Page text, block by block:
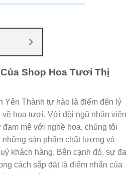
Shop Hoa Tươi Thị
Yên Thành tự hào là điểm đến lý
hoa tươi. Với đội ngũ nhân viên
mê với nghề hoa, chúng tôi
những sản phẩm chất lượng và
khách hàng. Bên cạnh đó, sự đa
cách sắp đặt là điểm nhấn của